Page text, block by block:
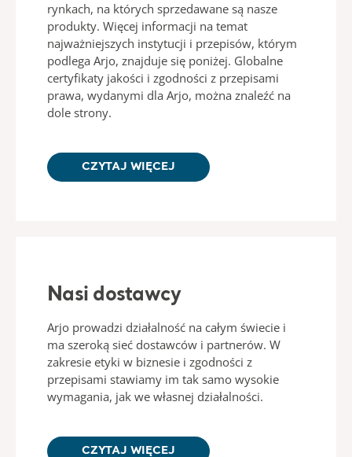
rynkach, na których sprzedawane są nasze
produkty. Więcej informacji na temat
najważniejszych instytucji i przepisów, którym
podlega Arjo, znajduje się poniżej. Globalne
certyfikaty jakości i zgodności z przepisami
prawa, wydanymi dla Arjo, można znaleźć na
dole strony.
CZYTAJ WIĘCEJ
Nasi dostawcy
Arjo prowadzi działalność na całym świecie i
ma szeroką sieć dostawców i partnerów. W
zakresie etyki w biznesie i zgodności z
przepisami stawiamy im tak samo wysokie
wymagania, jak we własnej działalności.
CZYTAJ WIĘCEJ